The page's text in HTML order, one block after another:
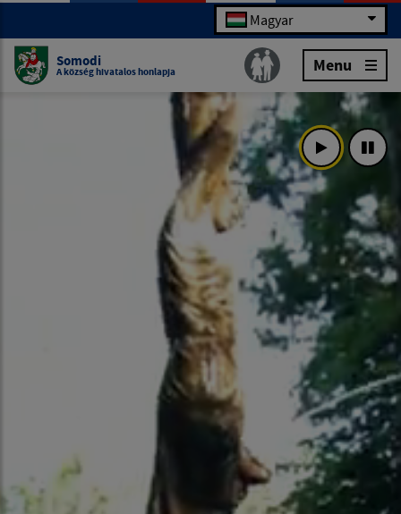
Magyar
Somodi
A község hivatalos honlapja Menu